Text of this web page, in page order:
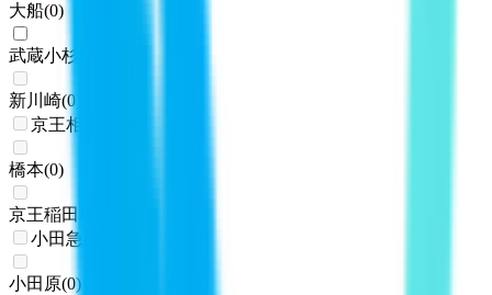
大船(0)
武蔵小杉
新川崎(0
京王相模原線
橋本(0)
京王稲田堤
小田急線
小田原(0)